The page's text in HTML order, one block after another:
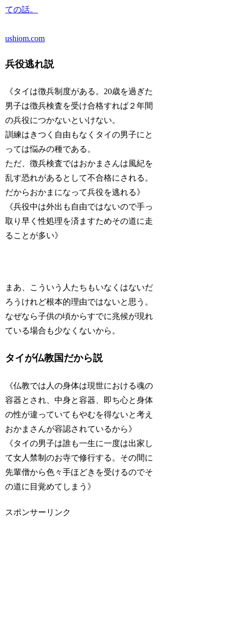
ての話。
ushiom.com
兵役逃れ説
《タイは徴兵制度がある。20歳を過ぎた
男子は徴兵検査を受け合格すれば２年間
の兵役につかないといけない。
訓練はきつく自由もなくタイの男子にと
っては悩みの種である。
ただ、徴兵検査ではおかまさんは風紀を
乱す恐れがあるとして不合格にされる。
だからおかまになって兵役を逃れる》
《兵役中は外出も自由ではないので手っ
取り早く性処理を済ますためその道に走
ることが多い》
まあ、こういう人たちもいなくはないだ
ろうけれど根本的理由ではないと思う。
なぜなら子供の頃からすでに兆候が現れ
ている場合も少なくないから。
タイが仏教国だから説
《仏教では人の身体は現世における魂の
容器とされ、中身と容器、即ち心と身体
の性が違っていてもやむを得ないと考え
おかまさんが容認されているから》
《タイの男子は誰も一生に一度は出家し
て女人禁制のお寺で修行する。その間に
先輩僧から色々手ほどきを受けるのでそ
の道に目覚めてしまう》
スポンサーリンク